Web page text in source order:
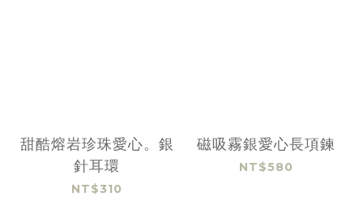
甜酷熔岩珍珠愛心。銀
針耳環
NT$310
磁吸霧銀愛心長項鍊
NT$580